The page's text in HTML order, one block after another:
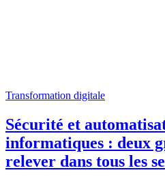
Transformation digitale
Sécurité et
informatiques : deux
relever dans tous les